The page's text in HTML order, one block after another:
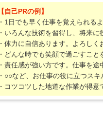
【自己PRの例】
・1日でも早く仕事を覚えられる
・いろんな技術を習得し、将来
・体力に自信あります。よろしく
・どんな時でも笑顔で過ごすこ
・責任感が強い方です。仕事を
・○○など、お仕事の役に立つス
・コツコツした地道な作業が得意